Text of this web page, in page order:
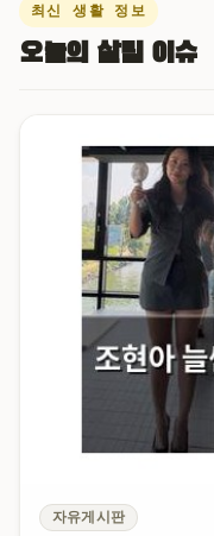
최신 생활 정보
오늘의 살림 이슈
자유게시판